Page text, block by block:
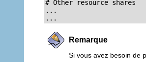
# Other resource shares
...
...
Remarque
Si vous avez besoin de